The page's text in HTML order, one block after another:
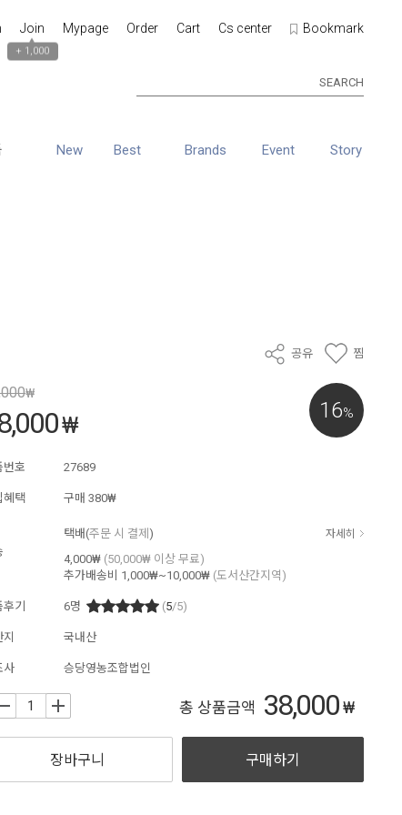
Join
+ 1,000
Mypage Order Cart Cs center Bookmark
SEARCH
New Best Brands Event Story
공유 찜
16%
₩
₩
번호 27689
혜택 구매 380₩
택배(주문 시 결제 ) 자세히
4,000₩ (50,000₩ 이상 무료)
추가배송비
1,000₩~10,000₩ (도서산간지역)
기 6명 (5/5)
국내산
사 승당영농조합법인
+ 총 상품금액 38,000₩
장바구니 구매하기